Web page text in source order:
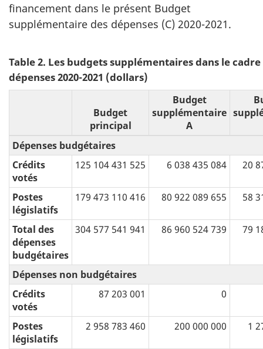
financement dans le présent Budget
supplémentaire des dépenses (C) 2020-2021.
Table 2. Les budgets supplémentaires dans le
dépenses 2020-2021 (dollars)
Budget
principal
Budget
supplémentaire
A
Dépenses budgétaires
Crédits
votés
125 104 431 525 6 038 435 084 20
Postes
législatifs
179 473 110 416 80 922 089 655 58
Total des
dépenses
budgétaires
304 577 541 941 86 960 524 739 79
Dépenses non budgétaires
Crédits
votés
87 203 001 0
Postes
législatifs
2 958 783 460 200 000 000 1